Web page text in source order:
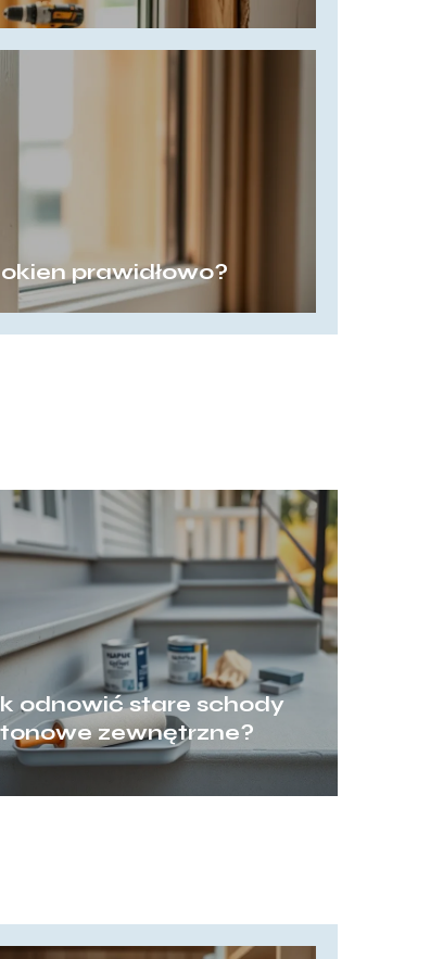
prawidłowo?
odnowić stare schody
zewnętrzne?